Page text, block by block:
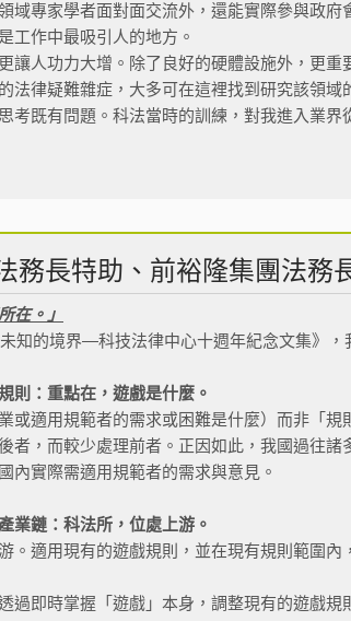
域專家學者面對面交流外，還能實際參與政
工作中最吸引人的地方。
讓人功力大增。除了良好的硬體設施外，更重
法律疑難雜症，大多可在這裡找到研究該領
考既有問題。科法當時的訓練，對我進入業界
務長特助、前裕隆集團法務
在。」
知的境界—科技法律中心十週年紀念文集》，
則：重點在，遊戲是什麼。
或適用規範者的需求或困難是什麼）而非「
者，而較少處理前者。正因如此，我國過往
內實際需適用規範者的需求與意見。
業鏈：科法所，位處上游。
。適用現有的遊戲規則，並在現有規則範圍
過即時掌握「遊戲」本身，調整現有的遊戲規